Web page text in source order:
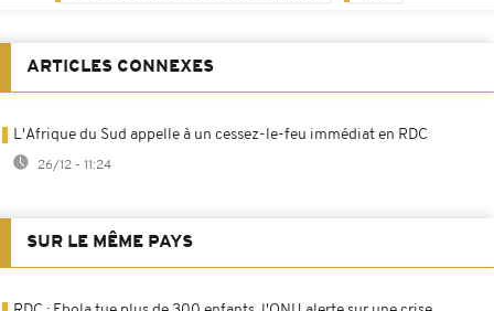
ARTICLES CONNEXES
L'Afrique du Sud appelle à un cessez-le-feu immédiat en RDC
26/12 - 11:24
SUR LE MÊME PAYS